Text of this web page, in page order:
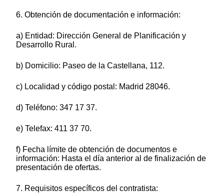
6. Obtención de documentación e información:
a) Entidad: Dirección General de Planificación y
Desarrollo Rural.
b) Domicilio: Paseo de la Castellana, 112.
c) Localidad y código postal: Madrid 28046.
d) Teléfono: 347 17 37.
e) Telefax: 411 37 70.
f) Fecha límite de obtención de documentos e
información: Hasta el día anterior al de finalización de
presentación de ofertas.
7. Requisitos específicos del contratista: